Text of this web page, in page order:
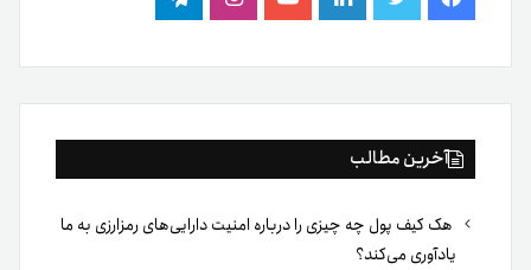
فیس
بوک
توییتر لینکدینیوتیوباینستاگرام
تلگرام
آخرین مطالب
هک کیف پول چه چیزی را درباره امنیت دارایی‌های رمزارزی به ما
یادآوری می‌کند؟